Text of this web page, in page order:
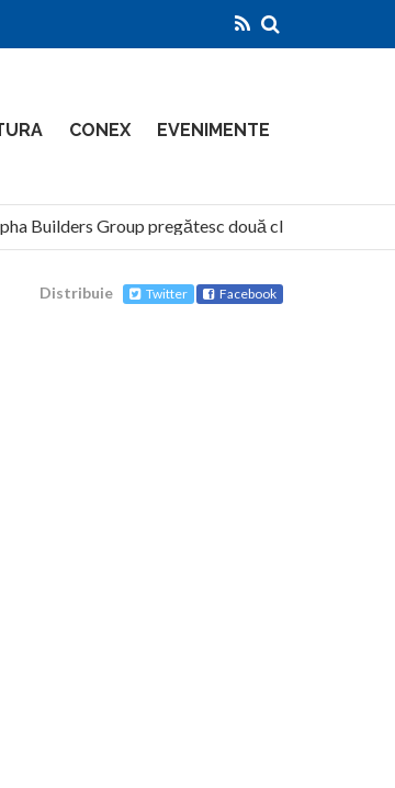
CONEX EVENIMENTE
Builders Group pregătesc două clădiri de 14 etaje
Distribuie Twitter Facebook